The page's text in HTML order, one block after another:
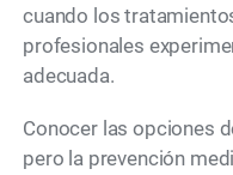
cuando los
profesionales
adecuada.
Conocer las opciones
pero la prevención